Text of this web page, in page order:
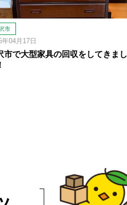
市
年04月17日
市で大型家具の回収をしてきまし